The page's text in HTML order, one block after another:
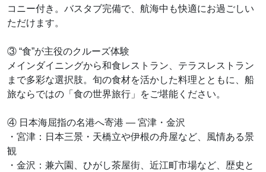
コニー付き。バスタブ完備で、航海中も快適にお過ごしい
ただけます。
③ “食”が主役のクルーズ体験
メインダイニングから和食レストラン、テラスレストラン
まで多彩な選択肢。旬の食材を活かした料理とともに、船
旅ならではの「食の世界旅行」をご堪能ください。
④ 日本海屈指の名港へ寄港 ― 宮津・金沢
・宮津：日本三景・天橋立や伊根の舟屋など、風情ある景
観
・金沢：兼六園、ひがし茶屋街、近江町市場など、歴史と